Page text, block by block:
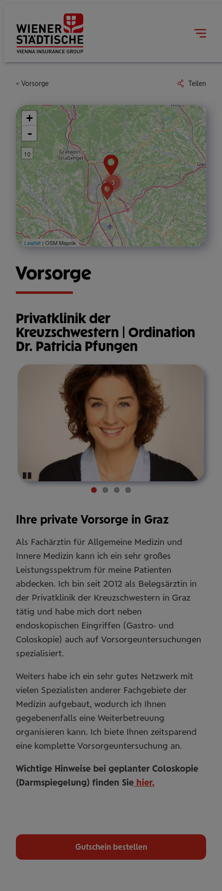
Vorsorge Teilen
3
+
-
10
Leaflet| OSM Mapnik
Vorsorge
Privatklinik der
Kreuzschwestern | Ordination
Dr. Patricia Pfungen
Ihre private Vorsorge in Graz
Als Fachärztin für Allgemeine Medizin und
Innere Medizin kann ich ein sehr großes
Leistungsspektrum für meine Patienten
abdecken. Ich bin seit 2012 als Belegsärztin in
der Privatklinik der Kreuzschwestern in Graz
tätig und habe mich dort neben
endoskopischen Eingriffen (Gastro- und
Coloskopie) auch auf Vorsorgeuntersuchungen
spezialisiert.
Weiters habe ich ein sehr gutes Netzwerk mit
vielen Spezialisten anderer Fachgebiete der
Medizin aufgebaut, wodurch ich Ihnen
gegebenenfalls eine Weiterbetreuung
organisieren kann. Ich biete Ihnen zeitsparend
eine komplette Vorsorgeuntersuchung an.
Wichtige Hinweise bei geplanter Coloskopie
(Darmspiegelung) finden Sie hier.
Gutschein bestellen